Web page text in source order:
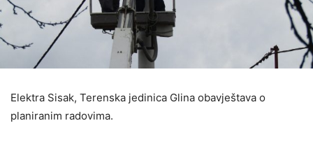
Elektra Sisak, Terenska jedinica Glina obavještava o
planiranim radovima.